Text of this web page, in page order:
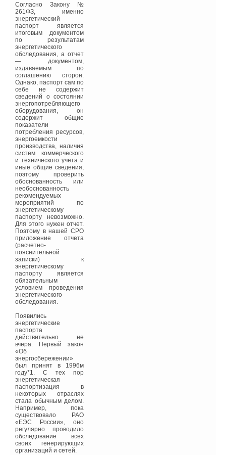
Согласно Закону №
261ФЗ, именно
энергетический
паспорт является
итоговым документом
по результатам
энергетического
обследования, а отчет
— документом,
издаваемым по
соглашению сторон.
Однако, паспорт сам по
себе не содержит
сведений о состоянии
энергопотребляющего
оборудования, он
содержит общие
показатели
потребления ресурсов,
энергоемкости
производства, наличия
систем коммерческого
и технического учета и
иные общие сведения,
поэтому проверить
обоснованность или
необоснованность
рекомендуемых
мероприятий по
энергетическому
паспорту невозможно.
Для этого нужен отчет.
Поэтому в нашей СРО
приложение отчета
(расчетно-
пояснительной
записки) к
энергетическому
паспорту является
обязательным
условием проведения
энергетического
обследования.
Появились
энергетические
паспорта
действительно не
вчера. Первый закон
«Об
энергосбережении»
был принят в 1996м
году*1. С тех пор
энергетическая
паспортизация в
некоторых отраслях
стала обычным делом.
Например, пока
существовало РАО
«ЕЭС России», оно
регулярно проводило
обследование всех
своих генерирующих
организаций и сетей.
капиталовложениях.
Проведенные расчеты
показывают
экономическую
целесообразность
строительства и
эксплуатации
энергоэффективных
зданий, особенно это
становится актуально в
связи с постоянным
удорожанием
топливноэнергетических
ресурсов.
Выводы таковы:
1. Применение
современного
инженерного
оборудования в
комплексе с автоматикой
регулирования и
надежной изоляцией
ограждающих
конструкций здания
позволяет сократить
расходы
энергоносителей в 2–2,5
раза.
2. Снижение
теплопотребления в
здании возможно только
при комплексном
использовании методов
энергосбережения всех
внутридомовых систем.
3. Оценка
эффективности при
выборе оборудования
должна основываться на
эффективности здания
N и сроках окупаемости.
1. Курс энергетического
аудита. ИЭЭ НТУ
«КПИ». — Киев, 2003.
2. Ковалко М.П., Денисюк
С.П. Енергосбереження
— прюритетний
напрямок державноi
полiтики Украини. —
Киев, УЕЗ, 1998.
3. Мхитарян Н.М.
Энергосберегающие
технологии в жилищном
и гражданском
строительстве. — Киев:
Наукова думка, 2000.